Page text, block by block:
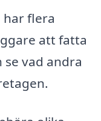
har flera
att fatta
vad andra